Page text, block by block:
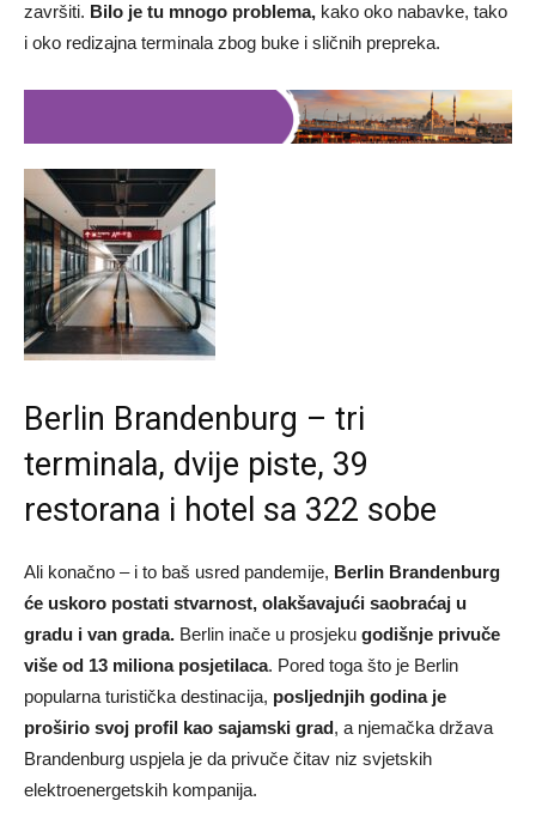
završiti. Bilo je tu mnogo problema, kako oko nabavke, tako
i oko redizajna terminala zbog buke i sličnih prepreka.
Berlin Brandenburg – tri
terminala, dvije piste, 39
restorana i hotel sa 322 sobe
Ali konačno – i to baš usred pandemije, Berlin Brandenburg
će uskoro postati stvarnost, olakšavajući saobraćaj u
gradu i van grada. Berlin inače u prosjeku godišnje privuče
više od 13 miliona posjetilaca. Pored toga što je Berlin
popularna turistička destinacija, posljednjih godina je
proširio svoj profil kao sajamski grad, a njemačka država
Brandenburg uspjela je da privuče čitav niz svjetskih
elektroenergetskih kompanija.